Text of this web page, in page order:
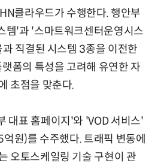
클라우드가 수행한다. 행안부
템'과 '스마트워크센터운영시스
직결된 시스템 3종을 이전한
폼의 특성을 고려해 유연한 자
초점을 맞춘다.
대표 홈페이지'와 'VOD 서비스'
원)를 수주했다. 트래픽 변동에
오토스케일링 기술 구현이 관